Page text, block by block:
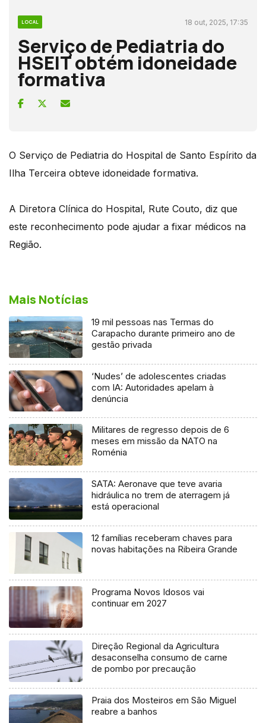
LOCAL 18 out, 2025, 17:35
Serviço de Pediatria do
HSEIT obtém idoneidade
formativa
O Serviço de Pediatria do Hospital de Santo Espírito da
Ilha Terceira obteve idoneidade formativa.
A Diretora Clínica do Hospital, Rute Couto, diz que
este reconhecimento pode ajudar a fixar médicos na
Região.
Mais Notícias
19 mil pessoas nas Termas do
Carapacho durante primeiro ano de
gestão privada
‘Nudes’ de adolescentes criadas
com IA: Autoridades apelam à
denúncia
Militares de regresso depois de 6
meses em missão da NATO na
Roménia
SATA: Aeronave que teve avaria
hidráulica no trem de aterragem já
está operacional
12 famílias receberam chaves para
novas habitações na Ribeira Grande
Programa Novos Idosos vai
continuar em 2027
Direção Regional da Agricultura
desaconselha consumo de carne
de pombo por precaução
Praia dos Mosteiros em São Miguel
reabre a banhos